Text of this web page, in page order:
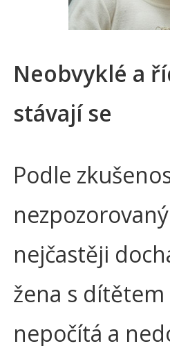
Neobvyklé a
stávají se
Podle
nejčastěji
žena s
nepočítá a